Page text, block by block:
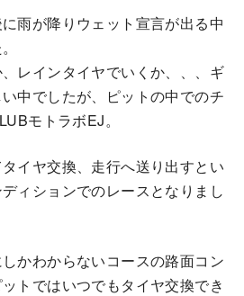
雨が降りウェット宣言が出る中
レインタイヤでいくか、、、ギ
中でしたが、ピットの中でのチ
モトラボEJ。
イヤ交換、走行へ送り出すとい
ィションでのレースとなりまし
かわからないコースの路面コン
トではいつでもタイヤ交換でき